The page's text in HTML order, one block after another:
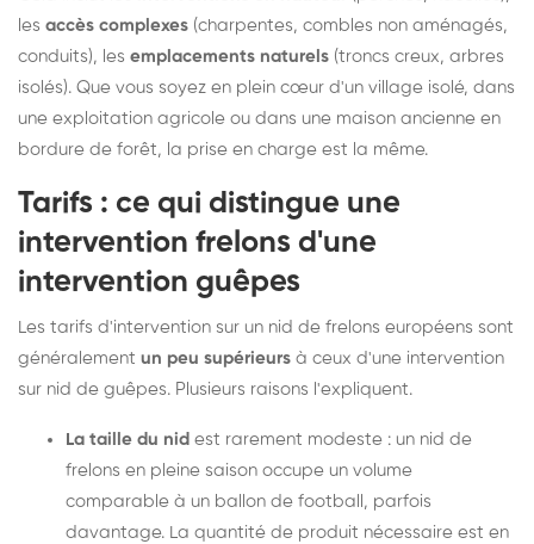
les accès complexes (charpentes, combles non aménagés,
conduits), les emplacements naturels (troncs creux, arbres
isolés). Que vous soyez en plein cœur d'un village isolé, dans
une exploitation agricole ou dans une maison ancienne en
bordure de forêt, la prise en charge est la même.
Tarifs : ce qui distingue une
intervention frelons d'une
intervention guêpes
Les tarifs d'intervention sur un nid de frelons européens sont
généralement un peu supérieurs à ceux d'une intervention
sur nid de guêpes. Plusieurs raisons l'expliquent.
La taille du nid est rarement modeste : un nid de
frelons en pleine saison occupe un volume
comparable à un ballon de football, parfois
davantage. La quantité de produit nécessaire est en